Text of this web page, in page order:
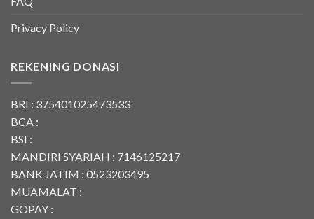
Privacy Policy
REKENING DONASI
BRI : 375401025473533
BCA :
BSI :
MANDIRI SYARIAH : 7146125217
BANK JATIM : 0523203495
MUAMALAT :
GOPAY :